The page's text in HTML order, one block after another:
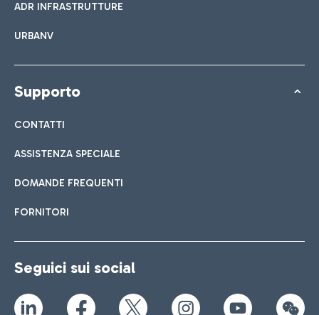
ADR INFRASTRUTTURE
URBANV
Supporto
CONTATTI
ASSISTENZA SPECIALE
DOMANDE FREQUENTI
FORNITORI
Seguici sui social